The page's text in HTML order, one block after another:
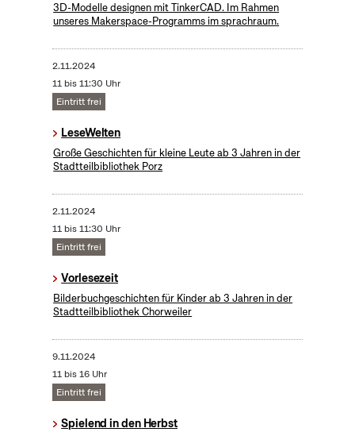
3D-Modelle designen mit TinkerCAD. Im Rahmen
unseres Makerspace-Programms im sprachraum.
2.11.2024
11 bis 11:30 Uhr
Eintritt frei
LeseWelten
Große Geschichten für kleine Leute ab 3 Jahren in der
Stadtteilbibliothek Porz
2.11.2024
11 bis 11:30 Uhr
Eintritt frei
Vorlesezeit
Bilderbuchgeschichten für Kinder ab 3 Jahren in der
Stadtteilbibliothek Chorweiler
9.11.2024
11 bis 16 Uhr
Eintritt frei
Spielend in den Herbst